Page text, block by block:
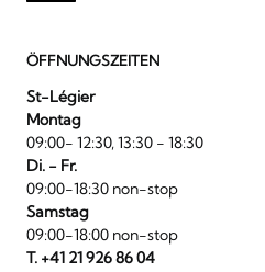
ÖFFNUNGSZEITEN
St-Légier
Montag
09:00- 12:30, 13:30 - 18:30
Di. - Fr.
09:00-18:30 non-stop
Samstag
09:00-18:00 non-stop
T. +41 21 926 86 04